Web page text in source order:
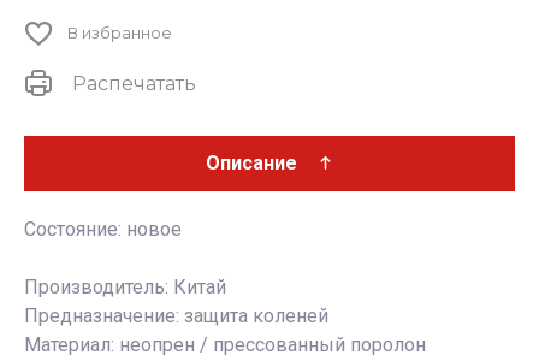
В избранное
Распечатать
Описание
Состояние: новое
Производитель: Китай
Предназначение: защита коленей
Материал: неопрен / прессованный поролон